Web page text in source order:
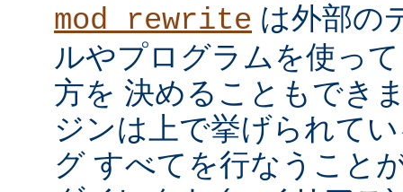
mod_rewrite は外部の
ルやプログラムを使っ
方を 決めることもでき
ジンは上で挙げられて
グ すべてを行なうこと